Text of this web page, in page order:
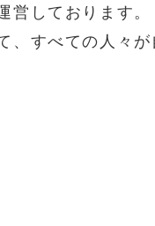
営しております。
、すべての人々